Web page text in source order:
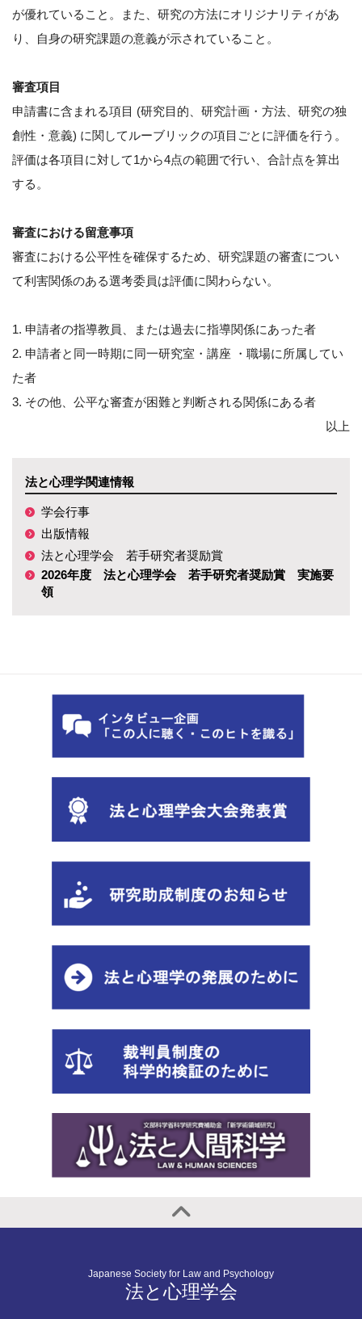
が優れていること。また、研究の方法にオリジナリティがあ
り、自身の研究課題の意義が示されていること。
審査項目
申請書に含まれる項目 (研究目的、研究計画・方法、研究の独
創性・意義) に関してルーブリックの項目ごとに評価を行う。
評価は各項目に対して1から4点の範囲で行い、合計点を算出
する。
審査における留意事項
審査における公平性を確保するため、研究課題の審査につい
て利害関係のある選考委員は評価に関わらない。
1. 申請者の指導教員、または過去に指導関係にあった者
2. 申請者と同一時期に同一研究室・講座 ・職場に所属してい
た者
3. その他、公平な審査が困難と判断される関係にある者
以上
法と心理学関連情報
学会行事
出版情報
法と心理学会 若手研究者奨励賞
2026年度 法と心理学会 若手研究者奨励賞 実施要
領
Japanese Society for Law and Psychology
法と心理学会